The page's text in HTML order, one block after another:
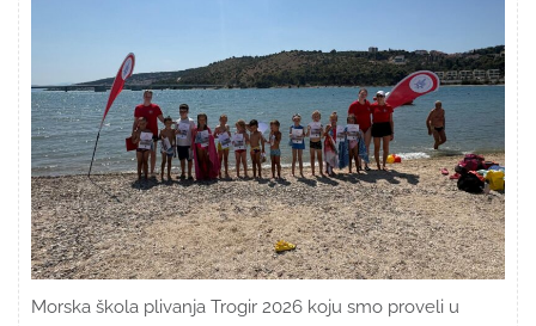
Morska škola plivanja Trogir 2026 koju smo proveli u